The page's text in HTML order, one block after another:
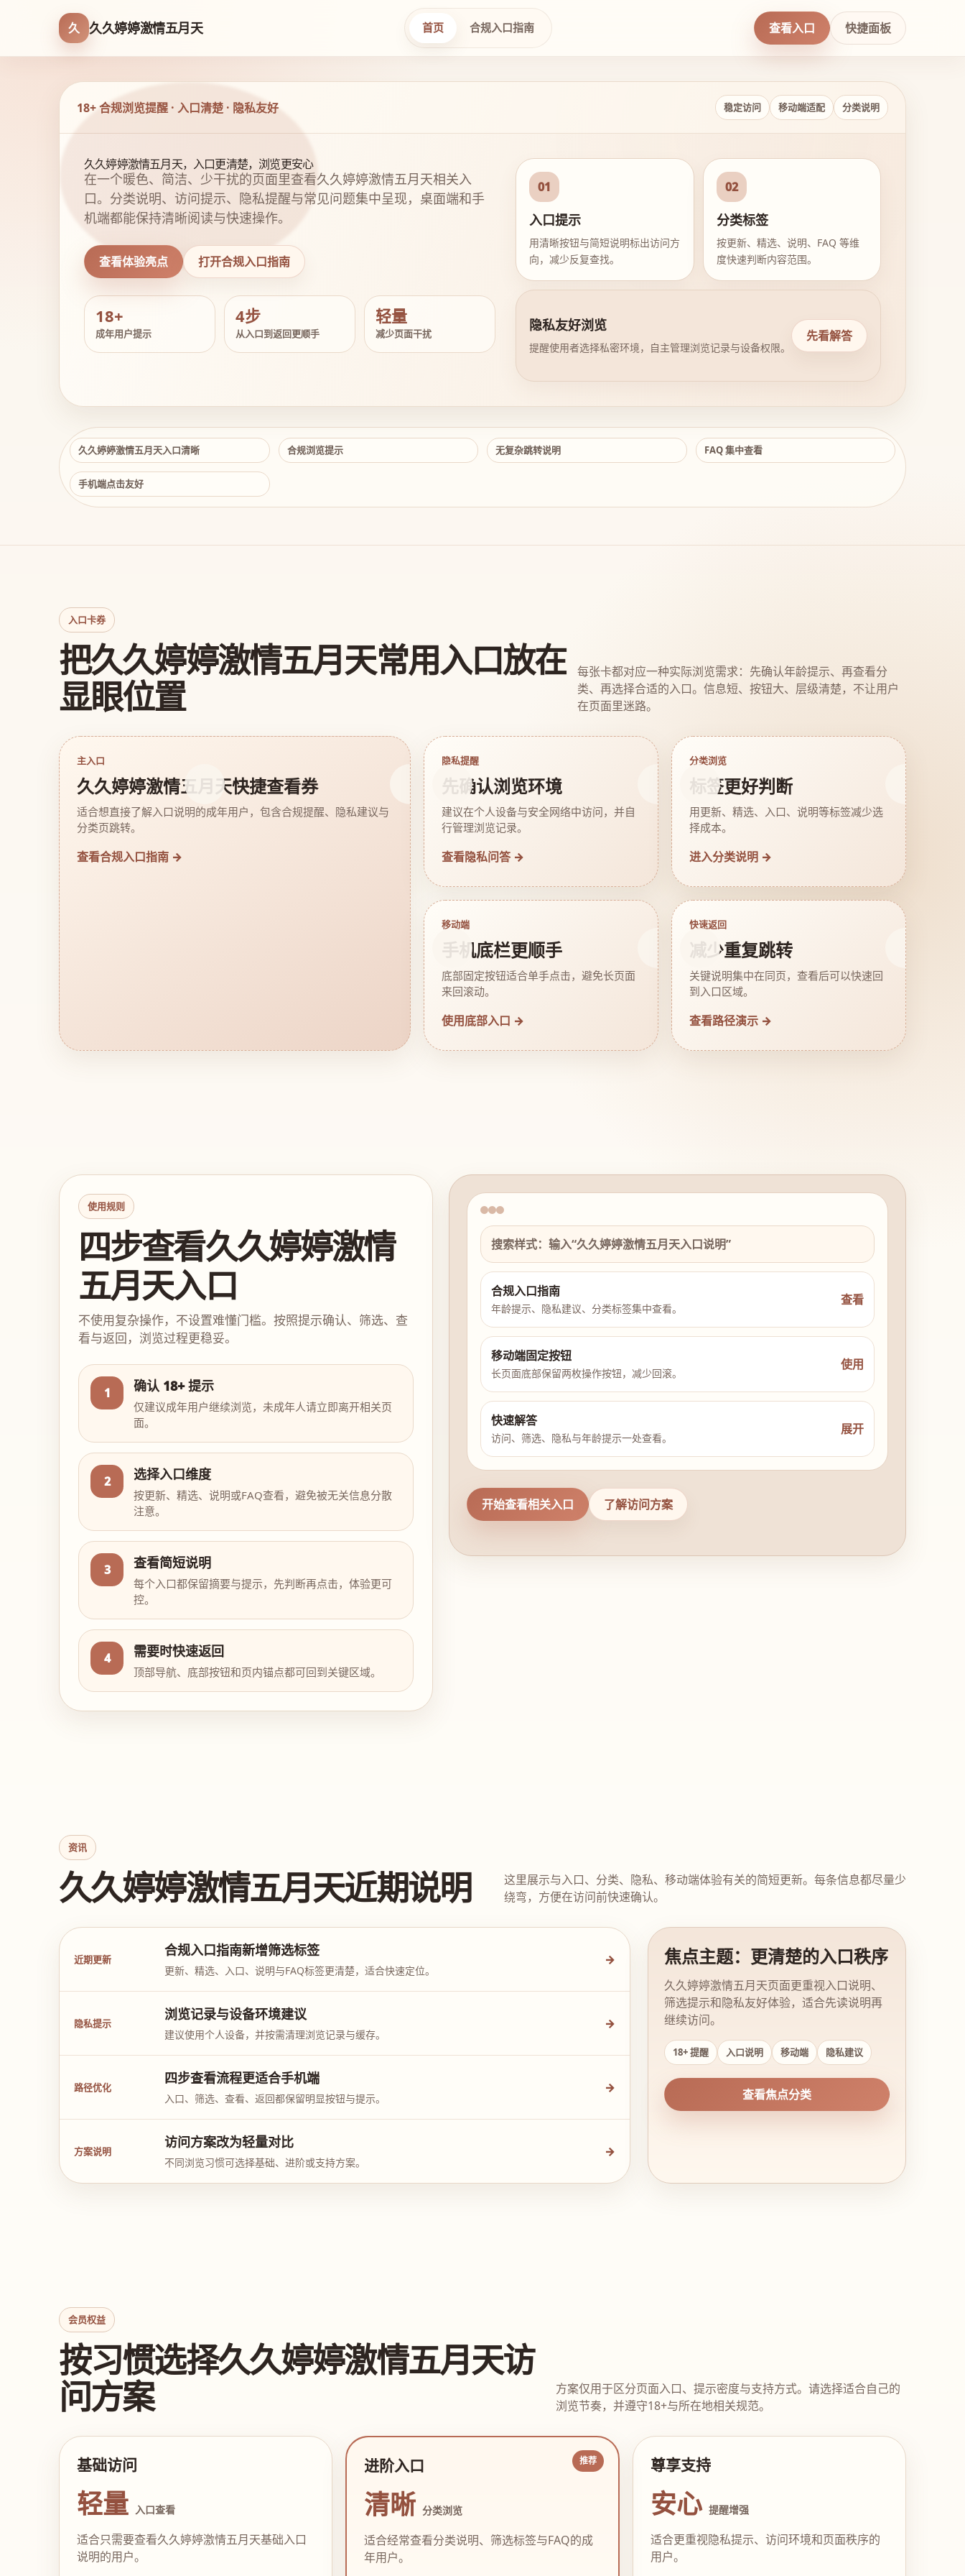
久 久久婷婷激情五月天 首页 合规入口指南 查看入口 快捷面板
18+ 合规浏览提醒 · 入口清楚 · 隐私友好 稳定访问 移动端适配 分类说明
久久婷婷激情五月天，入口更清楚，浏览更安心
在一个暖色、简洁、少干扰的页面里查看久久婷婷激情五月天相关入
口。分类说明、访问提示、隐私提醒与常见问题集中呈现，桌面端和手
机端都能保持清晰阅读与快速操作。
查看体验亮点 打开合规入口指南
18+
成年用户提示
4步
从入口到返回更顺手
轻量
减少页面干扰
01
入口提示
用清晰按钮与简短说明标出访问方
向，减少反复查找。
02
分类标签
按更新、精选、说明、FAQ 等维
度快速判断内容范围。
隐私友好浏览
提醒使用者选择私密环境，自主管理浏览记录与设备权限。
先看解答
久久婷婷激情五月天入口清晰 合规浏览提示 无复杂跳转说明 FAQ 集中查看
手机端点击友好
入口卡券
把久久婷婷激情五月天常用入口放在
显眼位置
每张卡都对应一种实际浏览需求：先确认年龄提示、再查看分
类、再选择合适的入口。信息短、按钮大、层级清楚，不让用户
在页面里迷路。
主入口
久久婷婷激情五月天快捷查看券
适合想直接了解入口说明的成年用户，包含合规提醒、隐私建议与
分类页跳转。
查看合规入口指南 →
隐私提醒
先确认浏览环境
建议在个人设备与安全网络中访问，并自
行管理浏览记录。
查看隐私问答 →
分类浏览
标签更好判断
用更新、精选、入口、说明等标签减少选
择成本。
进入分类说明 →
移动端
手机底栏更顺手
底部固定按钮适合单手点击，避免长页面
来回滚动。
使用底部入口 →
快速返回
减少重复跳转
关键说明集中在同页，查看后可以快速回
到入口区域。
查看路径演示 →
使用规则
四步查看久久婷婷激情
五月天入口
不使用复杂操作，不设置难懂门槛。按照提示确认、筛选、查
看与返回，浏览过程更稳妥。
1 确认 18+ 提示
仅建议成年用户继续浏览，未成年人请立即离开相关页
面。
2 选择入口维度
按更新、精选、说明或FAQ查看，避免被无关信息分散
注意。
3 查看简短说明
每个入口都保留摘要与提示，先判断再点击，体验更可
控。
4 需要时快速返回
顶部导航、底部按钮和页内锚点都可回到关键区域。
搜索样式：输入“久久婷婷激情五月天入口说明”
合规入口指南
年龄提示、隐私建议、分类标签集中查看。
查看
移动端固定按钮
长页面底部保留两枚操作按钮，减少回滚。
使用
快速解答
访问、筛选、隐私与年龄提示一处查看。
展开
开始查看相关入口 了解访问方案
资讯
久久婷婷激情五月天近期说明
这里展示与入口、分类、隐私、移动端体验有关的简短更新。每条信息都尽量少
绕弯，方便在访问前快速确认。
近期更新
合规入口指南新增筛选标签
更新、精选、入口、说明与FAQ标签更清楚，适合快速定位。
→
隐私提示
浏览记录与设备环境建议
建议使用个人设备，并按需清理浏览记录与缓存。
→
路径优化
四步查看流程更适合手机端
入口、筛选、查看、返回都保留明显按钮与提示。
→
方案说明
访问方案改为轻量对比
不同浏览习惯可选择基础、进阶或支持方案。
→
焦点主题：更清楚的入口秩序
久久婷婷激情五月天页面更重视入口说明、
筛选提示和隐私友好体验，适合先读说明再
继续访问。
18+ 提醒 入口说明 移动端 隐私建议
查看焦点分类
会员权益
按习惯选择久久婷婷激情五月天访
问方案
方案仅用于区分页面入口、提示密度与支持方式。请选择适合自己的
浏览节奏，并遵守18+与所在地相关规范。
基础访问
轻量 入口查看
适合只需要查看久久婷婷激情五月天基础入口
说明的用户。
进阶入口
清晰分类浏览
适合经常查看分类说明、筛选标签与FAQ的成
年用户。
尊享支持
安心 提醒增强
适合更重视隐私提示、访问环境和页面秩序的
用户。